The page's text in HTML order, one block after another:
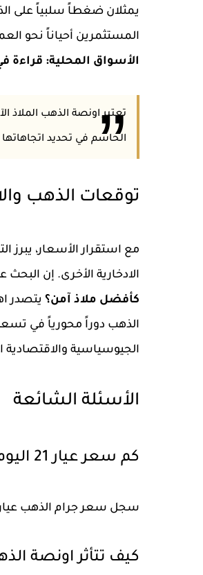
يمثلان ضغطاً سلبياً على
المستثمرين أحياناً نحو
الأسواق المحلية: قراءة في
تعتبر اونصة الذهب الملاذ
الحاسم في تحديد اتجاهاتها
توقعات الذهب
مع استقرار الأسعار، يبرز
الادخارية الأخرى. إن البحث
كأفضل ملاذ آمن؟ يتصدر
الذهب دوراً محورياً في
الجيوسياسية والاقتصادية
الأسئلة الشائعة
كم سعر عيار 21 اليوم في مصر؟
سجل سعر جرام الذهب عيار 21 اليوم السبت
كيف تتأثر اونصة